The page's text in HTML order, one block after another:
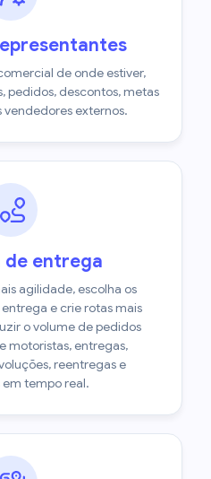
de onde estiver,
pedidos, descontos, metas
vendedores externos.
de entrega
agilidade, escolha os
e crie rotas mais
o volume de pedidos
motoristas, entregas,
reentregas e
tempo real.